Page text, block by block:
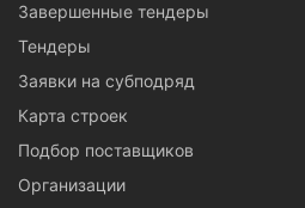
Завершенные тендеры
Тендеры
Заявки на субподряд
Карта строек
Подбор поставщиков
Организации